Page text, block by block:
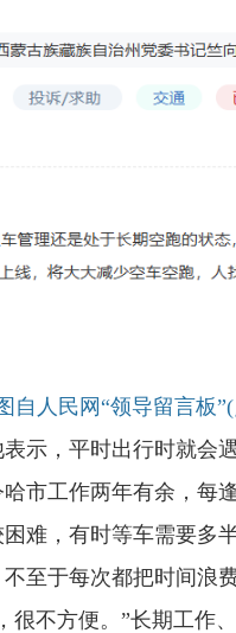
自人民网“领导留言板
示，平时出行时就会
市工作两年有余，每
难，有时等车需要多
至于每次都把时间浪
很不方便。”长期工作